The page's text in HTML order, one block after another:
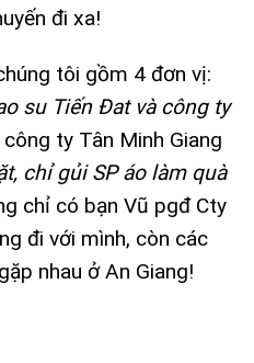
đi xa!
tôi gồm 4 đơn vị:
su Tiến Đat và công ty
ty Tân Minh Giang
chỉ gủi SP áo làm quà
chỉ có bạn Vũ pgđ Cty
đi với mình, còn các
nhau ở An Giang!